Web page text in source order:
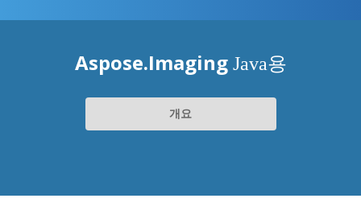
Aspose.Imaging Java용
개요